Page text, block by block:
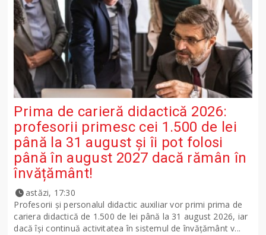
Prima de carieră didactică 2026:
profesorii primesc cei 1.500 de lei
până la 31 august și îi pot folosi
până în august 2027 dacă rămân în
învățământ!
astăzi, 17:30
Profesorii și personalul didactic auxiliar vor primi prima de
cariera didactică de 1.500 de lei până la 31 august 2026, iar
dacă își continuă activitatea în sistemul de învățământ v...